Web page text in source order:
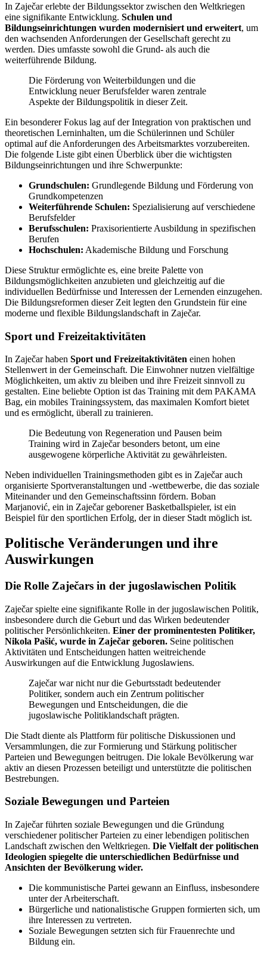
In Zaječar erlebte der Bildungssektor zwischen den Weltkriegen
eine signifikante Entwicklung. Schulen und
Bildungseinrichtungen wurden modernisiert und erweitert, um
den wachsenden Anforderungen der Gesellschaft gerecht zu
werden. Dies umfasste sowohl die Grund- als auch die
weiterführende Bildung.
Die Förderung von Weiterbildungen und die
Entwicklung neuer Berufsfelder waren zentrale
Aspekte der Bildungspolitik in dieser Zeit.
Ein besonderer Fokus lag auf der Integration von praktischen und
theoretischen Lerninhalten, um die Schülerinnen und Schüler
optimal auf die Anforderungen des Arbeitsmarktes vorzubereiten.
Die folgende Liste gibt einen Überblick über die wichtigsten
Bildungseinrichtungen und ihre Schwerpunkte:
Grundschulen: Grundlegende Bildung und Förderung von
Grundkompetenzen
Weiterführende Schulen: Spezialisierung auf verschiedene
Berufsfelder
Berufsschulen: Praxisorientierte Ausbildung in spezifischen
Berufen
Hochschulen: Akademische Bildung und Forschung
Diese Struktur ermöglichte es, eine breite Palette von
Bildungsmöglichkeiten anzubieten und gleichzeitig auf die
individuellen Bedürfnisse und Interessen der Lernenden einzugehen.
Die Bildungsreformen dieser Zeit legten den Grundstein für eine
moderne und flexible Bildungslandschaft in Zaječar.
Sport und Freizeitaktivitäten
In Zaječar haben Sport und Freizeitaktivitäten einen hohen
Stellenwert in der Gemeinschaft. Die Einwohner nutzen vielfältige
Möglichkeiten, um aktiv zu bleiben und ihre Freizeit sinnvoll zu
gestalten. Eine beliebte Option ist das Training mit dem PAKAMA
Bag, ein mobiles Trainingssystem, das maximalen Komfort bietet
und es ermöglicht, überall zu trainieren.
Die Bedeutung von Regeneration und Pausen beim
Training wird in Zaječar besonders betont, um eine
ausgewogene körperliche Aktivität zu gewährleisten.
Neben individuellen Trainingsmethoden gibt es in Zaječar auch
organisierte Sportveranstaltungen und -wettbewerbe, die das soziale
Miteinander und den Gemeinschaftssinn fördern. Boban
Marjanović, ein in Zaječar geborener Basketballspieler, ist ein
Beispiel für den sportlichen Erfolg, der in dieser Stadt möglich ist.
Politische Veränderungen und ihre
Auswirkungen
Die Rolle Zaječars in der jugoslawischen Politik
Zaječar spielte eine signifikante Rolle in der jugoslawischen Politik,
insbesondere durch die Geburt und das Wirken bedeutender
politischer Persönlichkeiten. Einer der prominentesten Politiker,
Nikola Pašić, wurde in Zaječar geboren. Seine politischen
Aktivitäten und Entscheidungen hatten weitreichende
Auswirkungen auf die Entwicklung Jugoslawiens.
Zaječar war nicht nur die Geburtsstadt bedeutender
Politiker, sondern auch ein Zentrum politischer
Bewegungen und Entscheidungen, die die
jugoslawische Politiklandschaft prägten.
Die Stadt diente als Plattform für politische Diskussionen und
Versammlungen, die zur Formierung und Stärkung politischer
Parteien und Bewegungen beitrugen. Die lokale Bevölkerung war
aktiv an diesen Prozessen beteiligt und unterstützte die politischen
Bestrebungen.
Soziale Bewegungen und Parteien
In Zaječar führten soziale Bewegungen und die Gründung
verschiedener politischer Parteien zu einer lebendigen politischen
Landschaft zwischen den Weltkriegen. Die Vielfalt der politischen
Ideologien spiegelte die unterschiedlichen Bedürfnisse und
Ansichten der Bevölkerung wider.
Die kommunistische Partei gewann an Einfluss, insbesondere
unter der Arbeiterschaft.
Bürgerliche und nationalistische Gruppen formierten sich, um
ihre Interessen zu vertreten.
Soziale Bewegungen setzten sich für Frauenrechte und
Bildung ein.